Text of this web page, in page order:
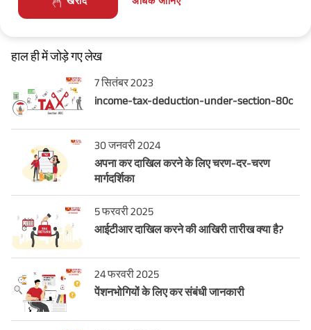
हाल ही में जोड़े गए लेख
7 सितंबर 2023
income-tax-deduction-under-section-80c
30 जनवरी 2024
अपना कर दाखिल करने के लिए चरण-दर-चरण
मार्गदर्शिका
5 फरवरी 2025
आईटीआर दाखिल करने की आखिरी तारीख क्या है?
24 फरवरी 2025
पेंशनभोगियों के लिए कर संबंधी जानकारी